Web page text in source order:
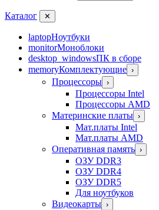
Каталог ✕
laptopНоутбуки
monitorМоноблоки
desktop_windowsПК в сборе
memoryКомплектующие ›
Процессоры ›
Процессоры Intel
Процессоры AMD
Материнские платы ›
Мат.платы Intel
Мат.платы AMD
Оперативная память ›
ОЗУ DDR3
ОЗУ DDR4
ОЗУ DDR5
Для ноутбуков
Видеокарты ›